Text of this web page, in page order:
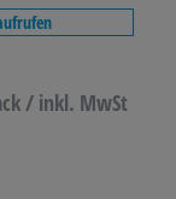
/ inkl. MwSt